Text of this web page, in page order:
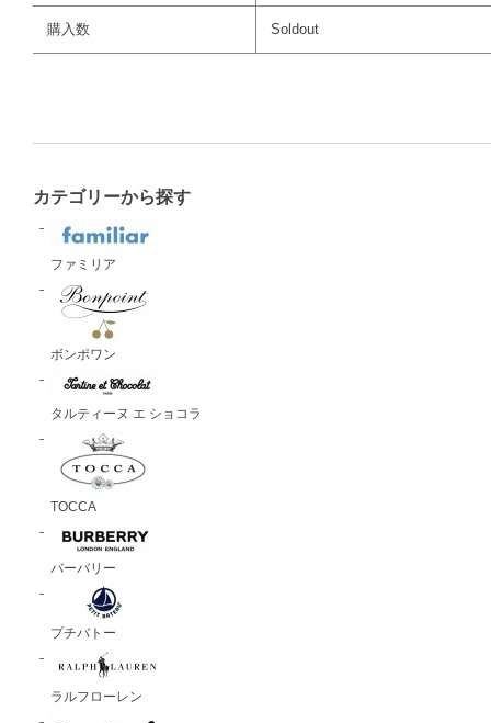
購入数 Soldout
カテゴリーから探す
ファミリア
ボンポワン
タルティーヌ エ ショコラ
TOCCA
バーバリー
プチバトー
ラルフローレン